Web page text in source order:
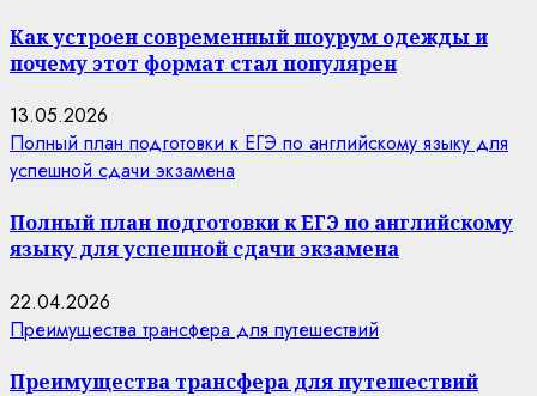
Как устроен современный шоурум одежды и
почему этот формат стал популярен
13.05.2026
Полный план подготовки к ЕГЭ по английскому языку для
успешной сдачи экзамена
Полный план подготовки к ЕГЭ по английскому
языку для успешной сдачи экзамена
22.04.2026
Преимущества трансфера для путешествий
Преимущества трансфера для путешествий